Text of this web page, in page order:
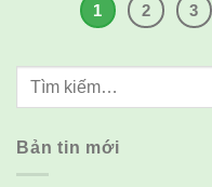
1 2 3
Bản tin mới